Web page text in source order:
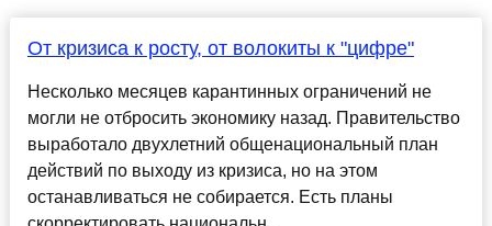
От кризиса к росту, от волокиты к "цифре"
Несколько месяцев карантинных ограничений не
могли не отбросить экономику назад. Правительство
выработало двухлетний общенациональный план
действий по выходу из кризиса, но на этом
останавливаться не собирается. Есть планы